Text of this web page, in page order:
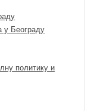
у Београду
политику и